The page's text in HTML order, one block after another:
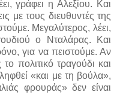
γράφει η Αλεξίου. Και
με τους διευθυντές της
Μεγαλύτερος, λέει,
ο Νταλάρας. Και
για να πειστούμε. Αν
πολιτικό τραγούδι και
«και με τη βούλα»,
φρουράς» δεν είναι